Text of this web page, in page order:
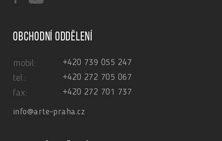
Obchodní oddělení
mobil: +420 739 055 247
tel.: +420 272 705 067
fax: +420 272 701 737
info@arte-praha.cz